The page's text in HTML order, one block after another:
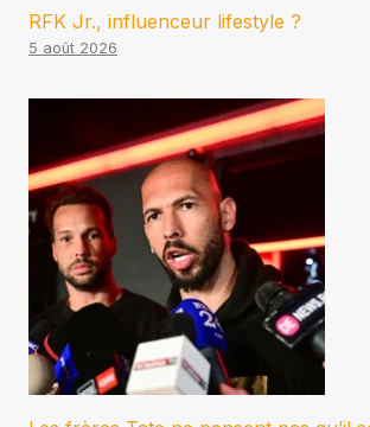
RFK Jr., influenceur lifestyle ?
5 août 2026